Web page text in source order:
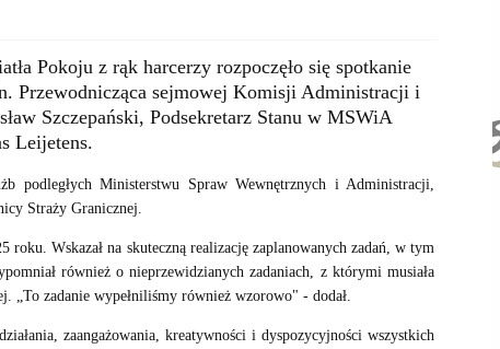
Pokoju z rąk harcerzy rozpoczęło się spotkanie
Przewodnicząca sejmowej Komisji Administracji i
Szczepański, Podsekretarz Stanu w MSWiA
Leijetens.
podległych Ministerstwu Spraw Wewnętrznych i Administracji,
Straży Granicznej.
Wskazał na skuteczną realizację zaplanowanych zadań, w tym
również o nieprzewidzianych zadaniach, z którymi musiała
zadanie wypełniliśmy również wzorowo" - dodał.
zaangażowania, kreatywności i dyspozycyjności wszystkich